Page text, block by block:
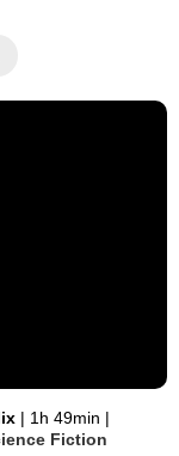
| 1h 49min |
Fiction